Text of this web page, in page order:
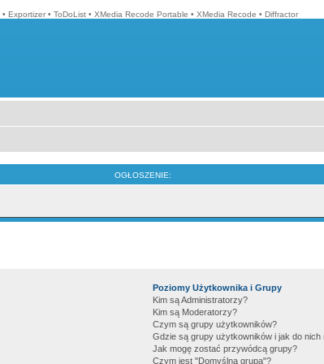
• Exportizer • ToDoList • XMedia Recode Portable • XMedia Recode • Diffractor
OGŁOSZENIE:
Poziomy Użytkownika i Grupy
Kim są Administratorzy?
Kim są Moderatorzy?
Czym są grupy użytkowników?
Gdzie są grupy użytkowników i jak do nich
Jak mogę zostać przywódcą grupy?
Czym jest "Domyślna grupa"?